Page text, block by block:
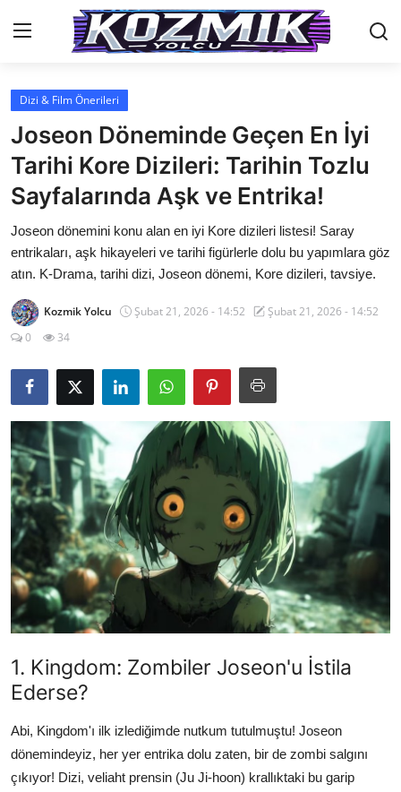
Anasayfa
Genel
İletişim
Anime Önerileri
Kore Dünyası
Anime Karakterleri
Dizi & Film
Testler
Dizi & Film Önerileri
Joseon Döneminde Geçen En İyi
Tarihi Kore Dizileri: Tarihin Tozlu
Sayfalarında Aşk ve Entrika!
Joseon dönemini konu alan en iyi Kore dizileri listesi! Saray
entrikaları, aşk hikayeleri ve tarihi figürlerle dolu bu yapımlara göz
atın. K-Drama, tarihi dizi, Joseon dönemi, Kore dizileri, tavsiye.
Kozmik Yolcu Şubat 21, 2026 - 14:52
Şubat 21, 2026 - 14:52
0
34
1. Kingdom: Zombiler Joseon'u İstila
Ederse?
Abi, Kingdom'ı ilk izlediğimde nutkum tutulmuştu! Joseon
dönemindeyiz, her yer entrika dolu zaten, bir de zombi salgını
çıkıyor! Dizi, veliaht prensin (Ju Ji-hoon) krallıktaki bu garip